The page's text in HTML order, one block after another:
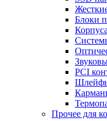
Блоки
Корпуса
PCI
Прочее для